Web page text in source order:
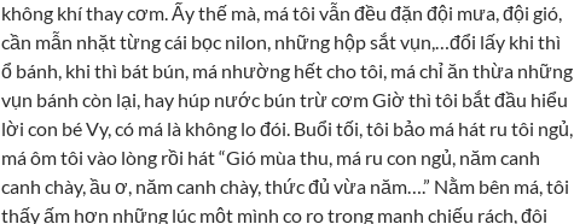
không khí thay cơm. Ấy thế mà, má tôi vẫn đều đặn đội mưa, đội gió,
cần mẫn nhặt từng cái bọc nilon, những hộp sắt vụn,…đổi lấy khi thì
ổ bánh, khi thì bát bún, má nhường hết cho tôi, má chỉ ăn thừa những
vụn bánh còn lại, hay húp nước bún trừ cơm Giờ thì tôi bắt đầu hiểu
lời con bé Vy, có má là không lo đói. Buổi tối, tôi bảo má hát ru tôi ngủ,
má ôm tôi vào lòng rồi hát “Gió mùa thu, má ru con ngủ, năm canh
canh chày, ầu ơ, năm canh chày, thức đủ vừa năm….” Nằm bên má, tôi
thấy ấm hơn những lúc một mình co ro trong manh chiếu rách, đôi